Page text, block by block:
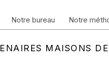
MAISONS
Notre bureau Notre